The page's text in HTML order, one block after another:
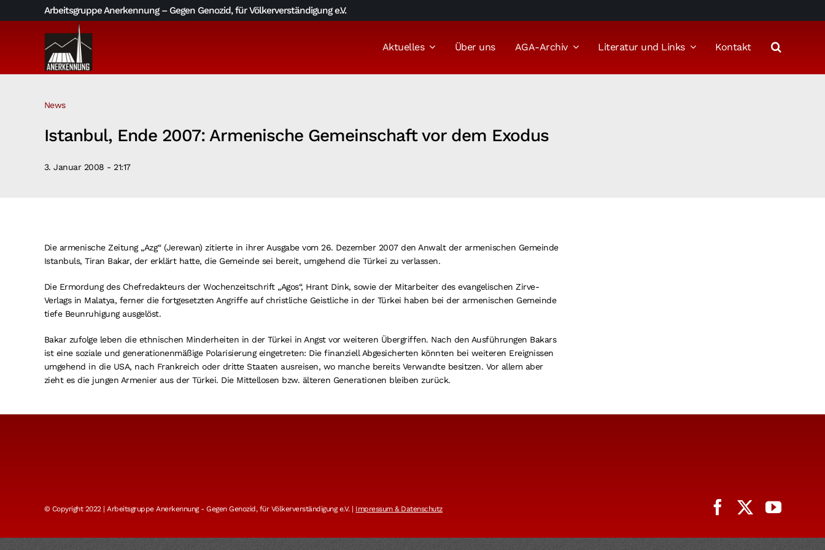
to
Arbeitsgruppe Anerkennung – Gegen Genozid, für Völkerverständigung e.V.
Aktuelles Über uns AGA-Archiv Literatur und Links Kontakt
News
Istanbul, Ende 2007: Armenische Gemeinschaft vor dem Exodus
3. Januar 2008 - 21:17
Die armenische Zeitung „Azg“ (Jerewan) zitierte in ihrer Ausgabe vom 26. Dezember 2007 den Anwalt der armenischen Gemeinde
Istanbuls, Tiran Bakar, der erklärt hatte, die Gemeinde sei bereit, umgehend die Türkei zu verlassen.
Die Ermordung des Chefredakteurs der Wochenzeitschrift „Agos“, Hrant Dink, sowie der Mitarbeiter des evangelischen Zirve-
Verlags in Malatya, ferner die fortgesetzten Angriffe auf christliche Geistliche in der Türkei haben bei der armenischen Gemeinde
tiefe Beunruhigung ausgelöst.
Bakar zufolge leben die ethnischen Minderheiten in der Türkei in Angst vor weiteren Übergriffen. Nach den Ausführungen Bakars
ist eine soziale und generationenmäßige Polarisierung eingetreten: Die finanziell Abgesicherten könnten bei weiteren Ereignissen
umgehend in die USA, nach Frankreich oder dritte Staaten ausreisen, wo manche bereits Verwandte besitzen. Vor allem aber
zieht es die jungen Armenier aus der Türkei. Die Mittellosen bzw. älteren Generationen bleiben zurück.
© Copyright 2022 | Arbeitsgruppe Anerkennung - Gegen Genozid, für Völkerverständigung e.V. | Impressum & Datenschutz